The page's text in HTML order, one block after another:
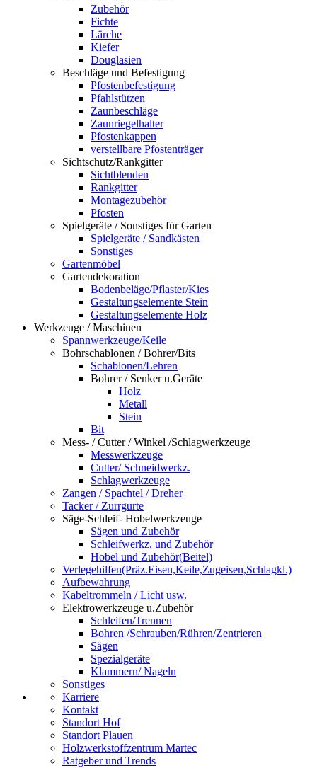
Zubehör
Fichte
Lärche
Kiefer
Douglasien
Beschläge und Befestigung
Pfostenbefestigung
Pfahlstützen
Zaunbeschläge
Zaunriegelhalter
Pfostenkappen
verstellbare Pfostenträger
Sichtschutz/Rankgitter
Sichtblenden
Rankgitter
Montagezubehör
Pfosten
Spielgeräte / Sonstiges für Garten
Spielgeräte / Sandkästen
Sonstiges
Gartenmöbel
Gartendekoration
Bodenbeläge/Pflaster/Kies
Gestaltungselemente Stein
Gestaltungselemente Holz
Werkzeuge / Maschinen
Spannwerkzeuge/Keile
Bohrschablonen / Bohrer/Bits
Schablonen/Lehren
Bohrer / Senker u.Geräte
Holz
Metall
Stein
Bit
Mess- / Cutter / Winkel /Schlagwerkzeuge
Messwerkzeuge
Cutter/ Schneidwerkz.
Schlagwerkzeuge
Zangen / Spachtel / Dreher
Tacker / Zurrgurte
Säge-Schleif- Hobelwerkzeuge
Sägen und Zubehör
Schleifwerkz. und Zubehör
Hobel und Zubehör(Beitel)
Verlegehilfen(Präz.Eisen,Keile,Zugeisen,Schlagkl.)
Aufbewahrung
Kabeltrommeln / Licht usw.
Elektrowerkzeuge u.Zubehör
Schleifen/Trennen
Bohren /Schrauben/Rühren/Zentrieren
Sägen
Spezialgeräte
Klammern/ Nageln
Sonstiges
Karriere
Kontakt
Standort Hof
Standort Plauen
Holzwerkstoffzentrum Martec
Ratgeber und Trends